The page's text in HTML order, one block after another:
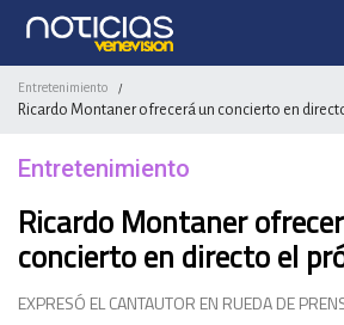
Entretenimiento /
Ricardo Montaner ofrecerá un concierto en
Entretenimiento
Ricardo Montaner
concierto en directo el
EXPRESÓ EL CANTAUTOR EN RUEDA DE